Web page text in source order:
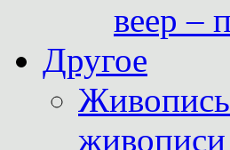
веер –
Другое